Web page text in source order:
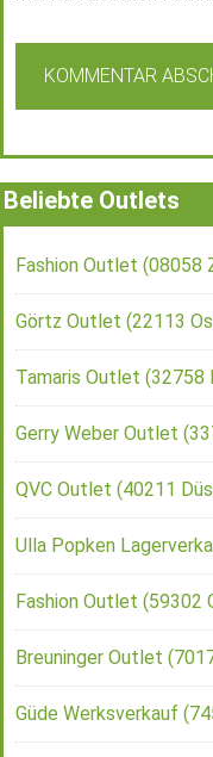
Beliebte Outlets
Fashion Outlet (08058
Görtz Outlet (22113
Tamaris Outlet (32758
Gerry Weber Outlet
QVC Outlet (40211
Ulla Popken
Fashion Outlet (59302
Breuninger Outlet
Güde Werksverkauf